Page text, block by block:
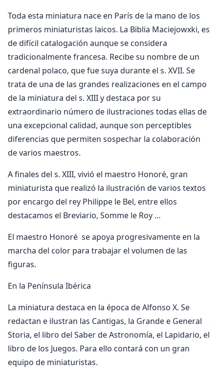
Toda esta miniatura nace en París de la mano de los
primeros miniaturistas laicos. La Biblia Maciejowxki, es
de difícil catalogación aunque se considera
tradicionalmente francesa. Recibe su nombre de un
cardenal polaco, que fue suya durante el s. XVII. Se
trata de una de las grandes realizaciones en el campo
de la miniatura del s. XIII y destaca por su
extraordinario número de ilustraciones todas ellas de
una excepcional calidad, aunque son perceptibles
diferencias que permiten sospechar la colaboración
de varios maestros.
A finales del s. XIII, vivió el maestro Honoré, gran
miniaturista que realizó la ilustración de varios textos
por encargo del rey Philippe le Bel, entre ellos
destacamos el Breviario, Somme le Roy …
El maestro Honoré se apoya progresivamente en la
marcha del color para trabajar el volumen de las
figuras.
En la Península Ibérica
La miniatura destaca en la época de Alfonso X. Se
redactan e ilustran las Cantigas, la Grande e General
Storia, el libro del Saber de Astronomía, el Lapidario, el
libro de los Juegos. Para ello contará con un gran
equipo de miniaturistas.